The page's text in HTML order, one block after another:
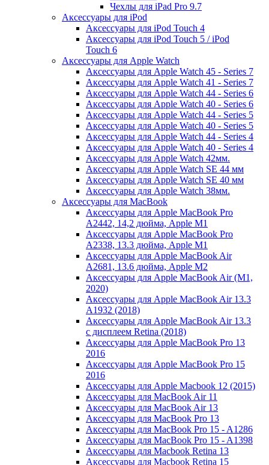
Чехлы для iPad Pro 9.7
Аксессуары для iPod
Аксессуары для iPod Touch 4
Аксессуары для iPod Touch 5 / iPod
Touch 6
Аксессуары для Apple Watch
Аксессуары для Apple Watch 45 - Series 7
Аксессуары для Apple Watch 41 - Series 7
Аксессуары для Apple Watch 44 - Series 6
Аксессуары для Apple Watch 40 - Series 6
Аксессуары для Apple Watch 44 - Series 5
Аксессуары для Apple Watch 40 - Series 5
Аксессуары для Apple Watch 44 - Series 4
Аксессуары для Apple Watch 40 - Series 4
Аксессуары для Apple Watch 42мм.
Аксессуары для Apple Watch SE 44 мм
Аксессуары для Apple Watch SE 40 мм
Аксессуары для Apple Watch 38мм.
Аксессуары для MacBook
Аксессуары для Apple MacBook Pro
A2442, 14,2 дюйма, Apple M1
Аксессуары для Apple MacBook Pro
A2338, 13.3 дюйма, Apple M1
Аксессуары для Apple MacBook Air
A2681, 13.6 дюйма, Apple M2
Аксессуары для Apple MacBook Air (M1,
2020)
Аксессуары для Apple MacBook Air 13.3
A1932 (2018)
Аксессуары для Apple MacBook Air 13.3
с дисплеем Retina (2018)
Аксессуары для Apple MacBook Pro 13
2016
Аксессуары для Apple MacBook Pro 15
2016
Аксессуары для Apple Macbook 12 (2015)
Аксессуары для MacBook Air 11
Аксессуары для MacBook Air 13
Аксессуары для MacBook Pro 13
Аксессуары для MacBook Pro 15 - A1286
Аксессуары для MacBook Pro 15 - A1398
Аксессуары для Macbook Retina 13
Аксессуары для Macbook Retina 15